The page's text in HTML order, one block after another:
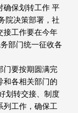
确保划转工作 平
院决策部署，社
接工作要在今年
部门统一征收各
门要按期圆满完
和各相关部门的
划转交接、制度
列工作，确保工